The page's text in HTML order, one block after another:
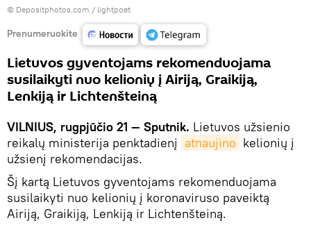
© Depositphotos.com / lightpoet
Prenumeruokite
Lietuvos gyventojams rekomenduojama
susilaikyti nuo kelionių į Airiją, Graikiją,
Lenkiją ir Lichtenšteiną
VILNIUS, rugpjūčio 21 — Sputnik. Lietuvos užsienio
reikalų ministerija penktadienį atnaujino kelionių į
užsienį rekomendacijas.
Šį kartą Lietuvos gyventojams rekomenduojama
susilaikyti nuo kelionių į koronaviruso paveiktą
Airiją, Graikiją, Lenkiją ir Lichtenšteiną.